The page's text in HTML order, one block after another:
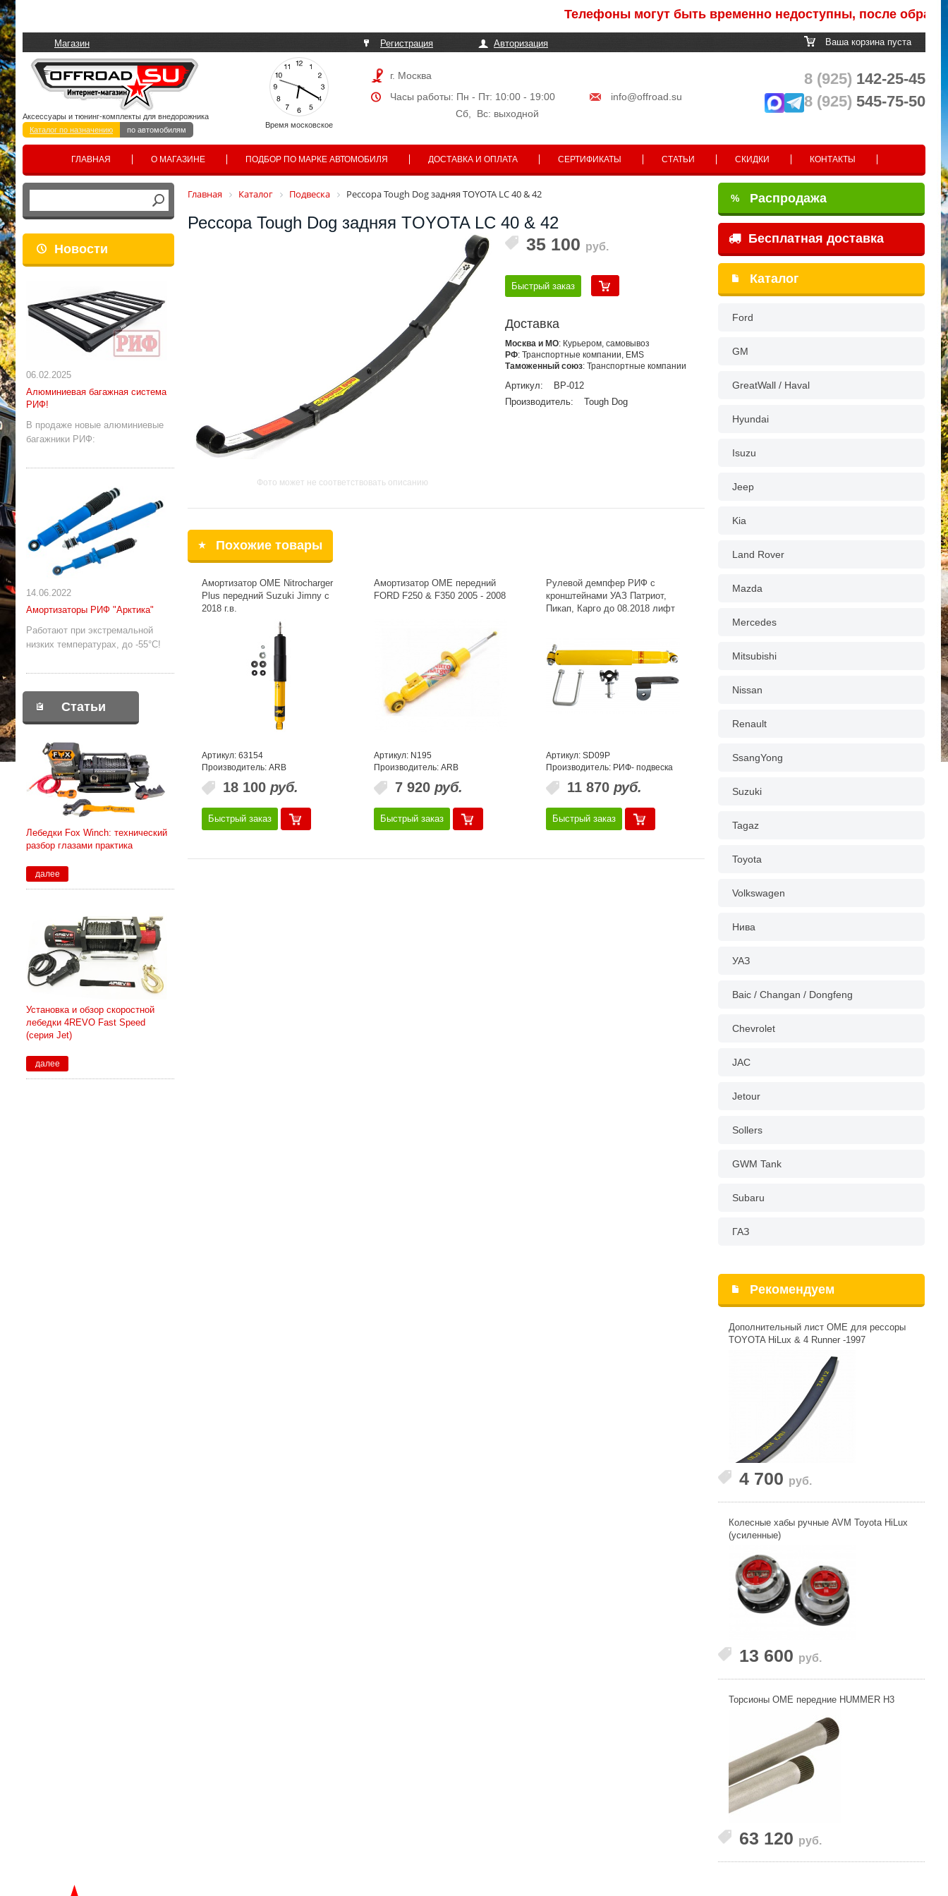
Телефоны могут быть временно недоступны, после обработки
Магазин Регистрация Авторизация Ваша корзина пуста
Время московское
Аксессуары и тюнинг-комплекты для внедорожника
Каталог по назначению
по автомобилям
г. Москва
Часы работы: Пн - Пт: 10:00 - 19:00
info@offroad.su
Сб, Вс: выходной
8 (925) 142-25-45
8 (925) 545-75-50
ГЛАВНАЯ О МАГАЗИНЕ ПОДБОР ПО МАРКЕ АВТОМОБИЛЯ ДОСТАВКА И ОПЛАТА СЕРТИФИКАТЫ СТАТЬИ СКИДКИ КОНТАКТЫ
Новости
06.02.2025
Алюминиевая багажная система
РИФ!
В продаже новые алюминиевые
багажники РИФ:
14.06.2022
Амортизаторы РИФ "Арктика"
Работают при экстремальной
низких температурах, до -55°С!
Статьи
Лебедки Fox Winch: технический
разбор глазами практика
далее
Установка и обзор скоростной
лебедки 4REVO Fast Speed
(серия Jet)
далее
Главная Каталог Подвеска Рессора Tough Dog задняя TOYOTA LC 40 & 42
Рессора Tough Dog задняя TOYOTA LC 40 & 42
Фото может не соответствовать описанию
35 100 руб.
Быстрый заказ
Доставка
Москва и МО: Курьером, самовывоз
РФ: Транспортные компании, EMS
Таможенный союз: Транспортные компании
Артикул:
BP-012
Производитель:
Tough Dog
Похожие товары
Амортизатор OME Nitrocharger
Plus передний Suzuki Jimny с
2018 г.в.
Артикул: 63154
Производитель: ARB
18 100 руб.
Быстрый заказ
Амортизатор OME передний
FORD F250 & F350 2005 - 2008
Артикул: N195
Производитель: ARB
7 920 руб.
Быстрый заказ
Рулевой демпфер РИФ с
кронштейнами УАЗ Патриот,
Пикап, Карго до 08.2018 лифт
Артикул: SD09P
Производитель: РИФ- подвеска
11 870 руб.
Быстрый заказ
% Распродажа
Бесплатная доставка
Каталог
Ford
GM
GreatWall / Haval
Hyundai
Isuzu
Jeep
Kia
Land Rover
Mazda
Mercedes
Mitsubishi
Nissan
Renault
SsangYong
Suzuki
Tagaz
Toyota
Volkswagen
Нива
УАЗ
Baic / Changan / Dongfeng
Chevrolet
JAC
Jetour
Sollers
GWM Tank
Subaru
ГАЗ
Рекомендуем
Дополнительный лист OME для рессоры
TOYOTA HiLux & 4 Runner -1997
4 700 руб.
Колесные хабы ручные AVM Toyota HiLux
(усиленные)
13 600 руб.
Торсионы OME передние HUMMER H3
63 120 руб.